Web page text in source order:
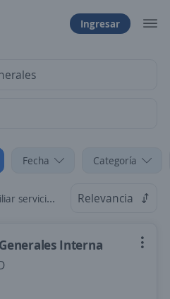
Ingresar
Fecha Categoría
Antioquia Relevancia
Interna